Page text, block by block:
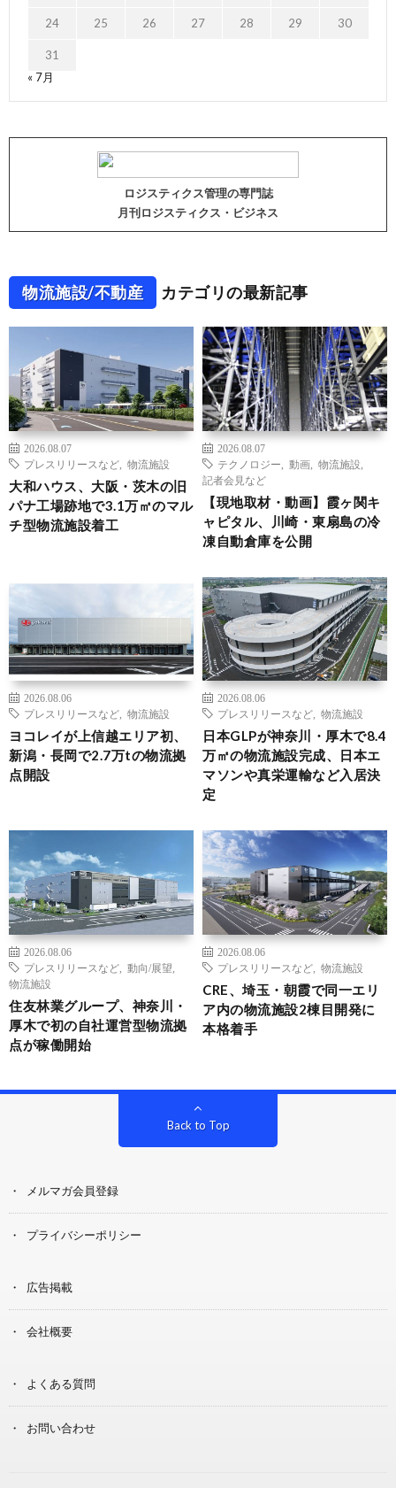
24 25 26 27 28 29 30
31
« 7月
ロジスティクス管理の専門誌
月刊ロジスティクス・ビジネス
物流施設/不動産 カテゴリの最新記事
2026.08.07
プレスリリースなど
物流施設
大和ハウス、大阪・茨木の旧
パナ工場跡地で3.1万㎡のマル
チ型物流施設着工
2026.08.07
テクノロジー
動画 物流施設
記者会見など
【現地取材・動画】霞ヶ関キ
ャピタル、川崎・東扇島の冷
凍自動倉庫を公開
2026.08.06
プレスリリースなど
物流施設
ヨコレイが上信越エリア初、
新潟・長岡で2.7万tの物流拠
点開設
2026.08.06
プレスリリースなど
物流施設
日本GLPが神奈川・厚木で8.4
万㎡の物流施設完成、日本エ
マソンや真栄運輸など入居決
定
2026.08.06
プレスリリースなど
動向/展望
物流施設
住友林業グループ、神奈川・
厚木で初の自社運営型物流拠
点が稼働開始
2026.08.06
プレスリリースなど
物流施設
CRE、埼玉・朝霞で同一エリ
ア内の物流施設2棟目開発に
本格着手
Back to Top
メルマガ会員登録
プライバシーポリシー
広告掲載
会社概要
よくある質問
お問い合わせ